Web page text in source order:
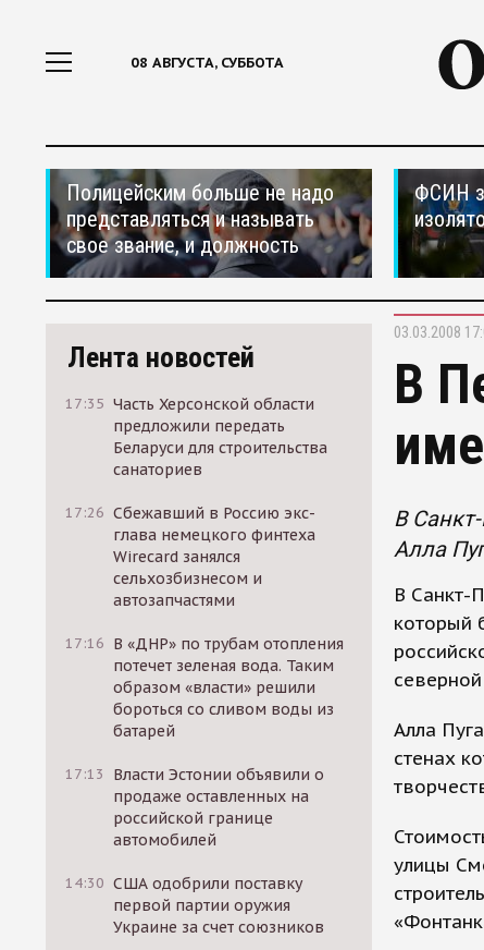
08 АВГУСТА, СУББОТА
Полицейским больше не надо
представляться и называть
свое звание, и должность
ФСИН
Лента новостей
17:35 Часть Херсонской области
предложили передать
Беларуси для строительства
санаториев
17:26 Сбежавший в Россию экс-
глава немецкого финтеха
Wirecard занялся
сельхозбизнесом и
автозапчастями
17:16 В «ДНР» по трубам отопления
потечет зеленая вода. Таким
образом «власти» решили
бороться со сливом воды из
батарей
17:13
Власти Эстонии объявили о
продаже оставленных на
российской границе
автомобилей
14:30 США одобрили поставку
первой партии оружия
Украине за счет союзников
03.03.2008
В
В
Алла
В Санкт-
который
Алла
стенах
улицы